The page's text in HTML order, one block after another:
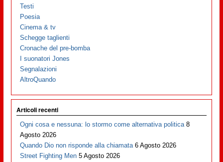
Testi
Poesia
Cinema & tv
Schegge taglienti
Cronache del pre-bomba
I suonatori Jones
Segnalazioni
AltroQuando
Articoli recenti
Ogni cosa e nessuna: lo stormo come alternativa politica 8
Agosto 2026
Quando Dio non risponde alla chiamata 6 Agosto 2026
Street Fighting Men 5 Agosto 2026